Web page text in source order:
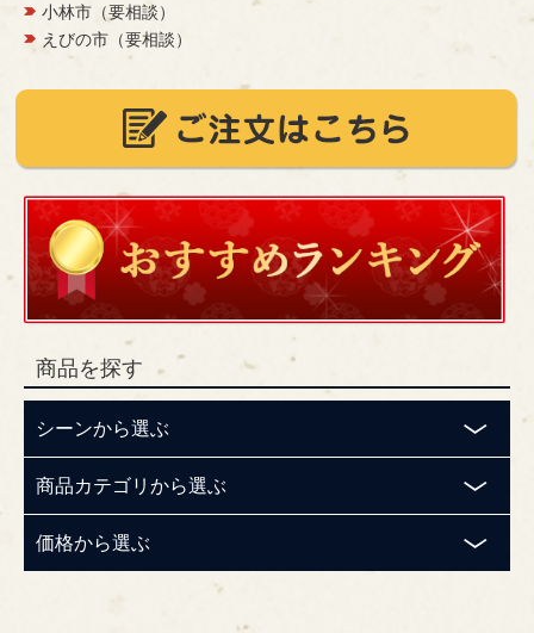
小林市（要相談）
えびの市（要相談）
商品を探す
シーンから選ぶ
商品カテゴリから選ぶ
価格から選ぶ